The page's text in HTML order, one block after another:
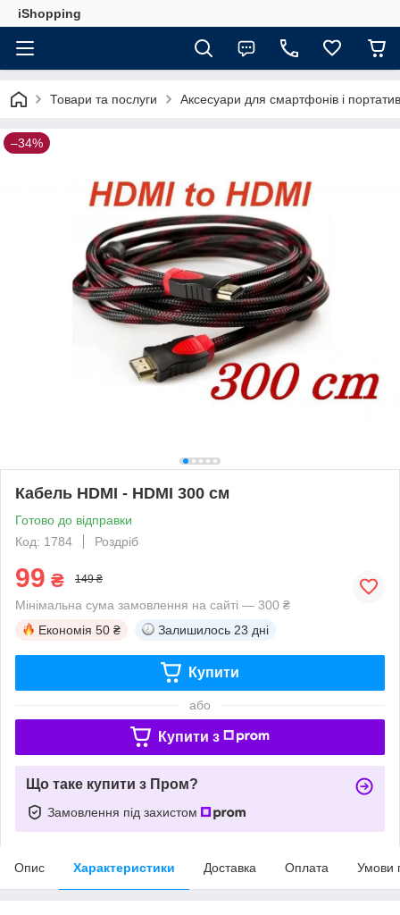
iShopping
Товари та послуги Аксесуари для смартфонів і
–34%
Кабель HDMI - HDMI 300 см
Готово до відправки
Код: 1784
Роздріб
99 ₴ 149 ₴
Мінімальна сума замовлення на сайті — 300 ₴
Економія 50 ₴ Залишилось 23 дні
Купити
або
Купити з
Що таке купити з Пром?
Замовлення під захистом
Опис Характеристики Доставка Оплата Умови